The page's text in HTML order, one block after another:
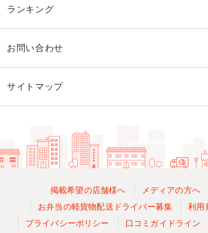
ランキング
お問い合わせ
サイトマップ
掲載希望の店舗様へ メディアの方へ
お弁当の軽貨物配送ドライバー募集
利用
プライバシーポリシー
口コミガイドライン